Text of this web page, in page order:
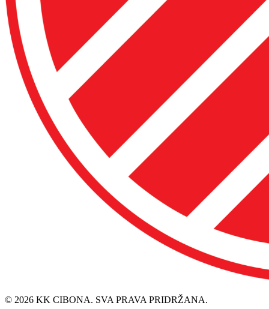
© 2026 KK CIBONA. SVA PRAVA PRIDRŽANA.